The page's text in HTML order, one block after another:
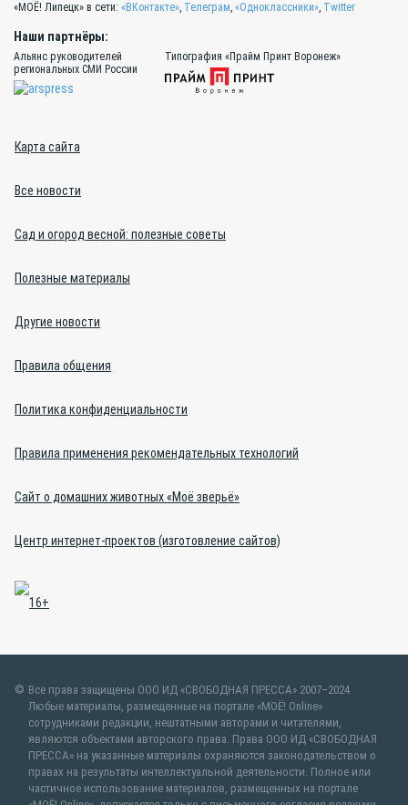
«МОЁ! Липецк» в сети: «ВКонтакте», Телеграм, «Одноклассники», Twitter
Наши партнёры:
Альянс руководителей
региональных СМИ России
Типография «Прайм Принт Воронеж»
Карта сайта
Все новости
Сад и огород весной: полезные советы
Полезные материалы
Другие новости
Правила общения
Политика конфиденциальности
Правила применения рекомендательных технологий
Сайт о домашних животных «Моё зверьё»
Центр интернет-проектов (изготовление сайтов)
Все права защищены ООО ИД «СВОБОДНАЯ ПРЕССА» 2007–2024
Любые материалы, размещенные на портале «МОЁ! Online»
сотрудниками редакции, нештатными авторами и читателями,
являются объектами авторского права. Права ООО ИД «СВОБОДНАЯ
ПРЕССА» на указанные материалы охраняются законодательством о
правах на результаты интеллектуальной деятельности. Полное или
частичное использование материалов, размещенных на портале